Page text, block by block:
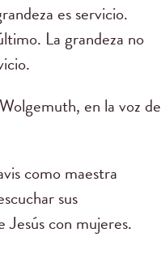
es servicio.
La grandeza no
en la voz de
como maestra
sus
con mujeres.